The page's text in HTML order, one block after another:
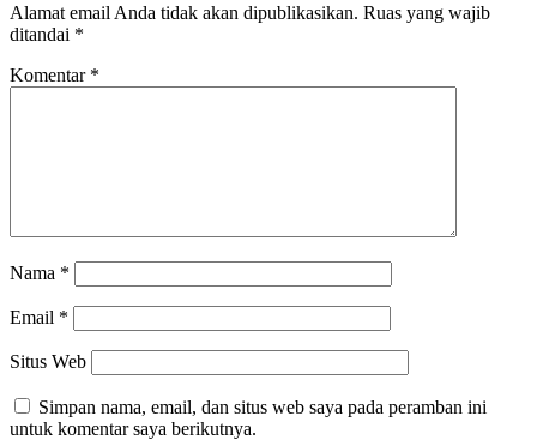
Alamat email Anda tidak akan dipublikasikan. Ruas yang wajib
ditandai *
Komentar *
Nama *
Email *
Situs Web
Simpan nama, email, dan situs web saya pada peramban ini
untuk komentar saya berikutnya.